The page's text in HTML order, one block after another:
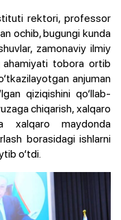
rektori, professor
ochib, bugungi kunda
zamonaviy ilmiy
tobora ortib
anjuman
qiziqishini qo‘llab-
chiqarish, xalqaro
xalqaro maydonda
borasidagi ishlarni
o‘tdi.